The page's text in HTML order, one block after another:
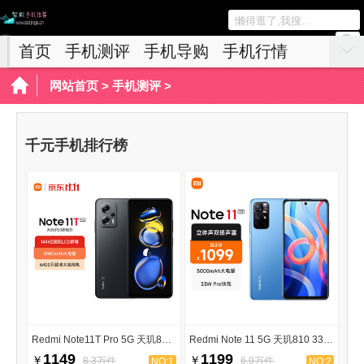
首页 手机测评 手机导购 手机行情
网站首页> 手机测评>
千元手机排行榜
Redmi Note11T Pro 5G 天玑8100
￥ 1149 8.3万件
Redmi Note 11 5G 天玑810 33W Pro快充
￥ 1199 6.9万件